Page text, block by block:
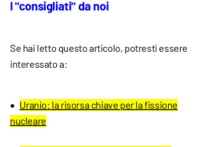
I "consigliati" da noi
Se hai letto questo articolo, potresti essere
interessato a:
Uranio: la risorsa chiave per la fissione
nucleare